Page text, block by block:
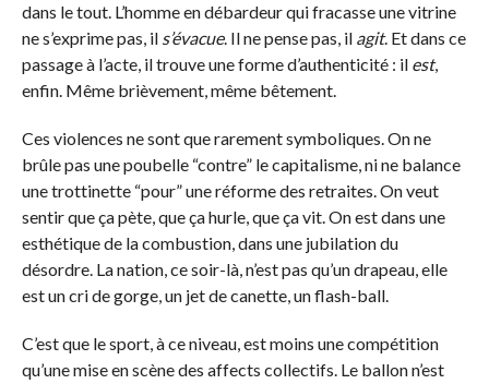
dans le tout. L’homme en débardeur qui fracasse une vitrine
ne s’exprime pas, il s’évacue. Il ne pense pas, il agit. Et dans ce
passage à l’acte, il trouve une forme d’authenticité : il est,
enfin. Même brièvement, même bêtement.
Ces violences ne sont que rarement symboliques. On ne
brûle pas une poubelle “contre” le capitalisme, ni ne balance
une trottinette “pour” une réforme des retraites. On veut
sentir que ça pète, que ça hurle, que ça vit. On est dans une
esthétique de la combustion, dans une jubilation du
désordre. La nation, ce soir-là, n’est pas qu’un drapeau, elle
est un cri de gorge, un jet de canette, un flash-ball.
C’est que le sport, à ce niveau, est moins une compétition
qu’une mise en scène des affects collectifs. Le ballon n’est